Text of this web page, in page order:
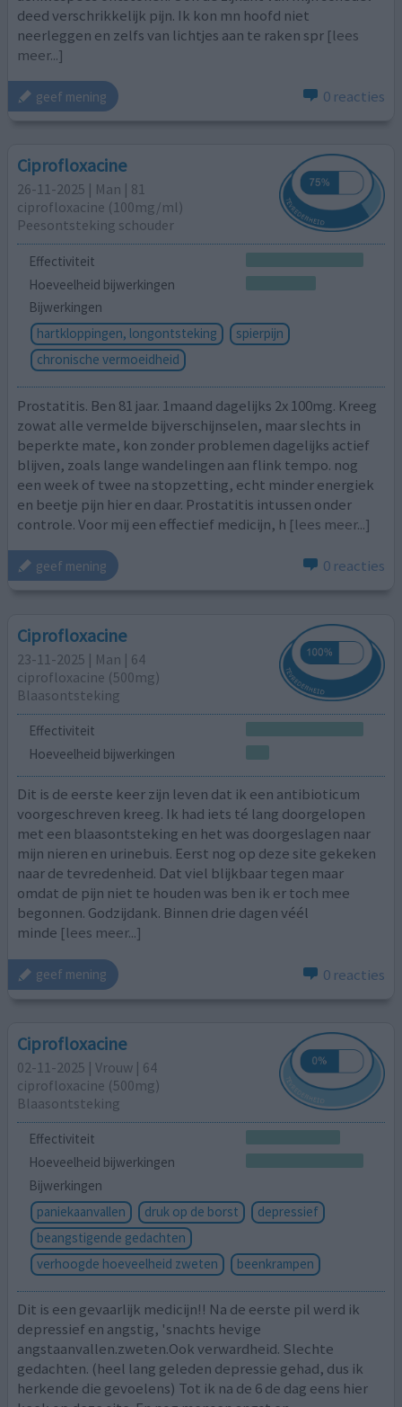
deed verschrikkelijk pijn. Ik kon mn hoofd niet
neerleggen en zelfs van lichtjes aan te raken spr [lees
meer...]
geef mening 0 reacties
Ciprofloxacine
26-11-2025 | Man | 81
ciprofloxacine (100mg/ml)
Peesontsteking schouder
Effectiviteit
Hoeveelheid bijwerkingen
Bijwerkingen
hartkloppingen, longontsteking
spierpijn
chronische vermoeidheid
Prostatitis. Ben 81 jaar. 1maand dagelijks 2x 100mg. Kreeg
zowat alle vermelde bijverschijnselen, maar slechts in
beperkte mate, kon zonder problemen dagelijks actief
blijven, zoals lange wandelingen aan flink tempo. nog
een week of twee na stopzetting, echt minder energiek
en beetje pijn hier en daar. Prostatitis intussen onder
controle. Voor mij een effectief medicijn, h [lees meer...]
geef mening 0 reacties
Ciprofloxacine
23-11-2025 | Man | 64
ciprofloxacine (500mg)
Blaasontsteking
Effectiviteit
Hoeveelheid bijwerkingen
Dit is de eerste keer zijn leven dat ik een antibioticum
voorgeschreven kreeg. Ik had iets té lang doorgelopen
met een blaasontsteking en het was doorgeslagen naar
mijn nieren en urinebuis. Eerst nog op deze site gekeken
naar de tevredenheid. Dat viel blijkbaar tegen maar
omdat de pijn niet te houden was ben ik er toch mee
begonnen. Godzijdank. Binnen drie dagen véél
minde [lees meer...]
geef mening 0 reacties
Ciprofloxacine
02-11-2025 | Vrouw | 64
ciprofloxacine (500mg)
Blaasontsteking
Effectiviteit
Hoeveelheid bijwerkingen
Bijwerkingen
paniekaanvallen
druk op de borst
depressief
beangstigende gedachten
verhoogde hoeveelheid zweten
beenkrampen
Dit is een gevaarlijk medicijn!! Na de eerste pil werd ik
depressief en angstig, 'snachts hevige
angstaanvallen.zweten.Ook verwardheid. Slechte
gedachten. (heel lang geleden depressie gehad, dus ik
herkende die gevoelens) Tot ik na de 6 de dag eens hier